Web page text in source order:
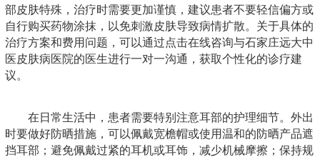
部皮肤特殊，治疗时需要更加谨慎，建议患者不要轻信偏方或
自行购买药物涂抹，以免刺激皮肤导致病情扩散。关于具体的
治疗方案和费用问题，可以通过点击在线咨询与石家庄远大中
医皮肤病医院的医生进行一对一沟通，获取个性化的诊疗建
议。
在日常生活中，患者需要特别注意耳部的护理细节。外出
时要做好防晒措施，可以佩戴宽檐帽或使用温和的防晒产品遮
挡耳部；避免佩戴过紧的耳机或耳饰，减少机械摩擦；保持规